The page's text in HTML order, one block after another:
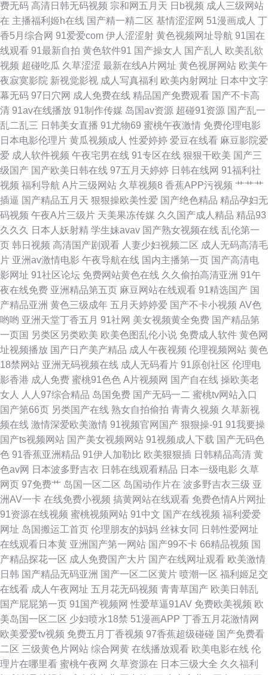
精品国产网址 欧洲综合色网 午夜妻久久 97超碰在线伊人 国产精品艹 欧美成
人第一页 五月天激情社区 91清清视频 超碰人人按 九一网页版 人妖伪娘在线
亚洲伪娘av网站 www撸夜夜 黄色电影A片网址 日韩毛片网站 综合网97 白丝
美女足交 极品五月天 欧美日本另类 五月天伦理 91九色乱 成人喷水www 狼
人伊人 四虎午夜福利 91传禖 超碰久在线天天做 狠狠干狠狠撸 欧美性爱A级
五月花成人视频 91妹妹 大香蕉情 久草热久操
费无码 高清日韩无码视频 宗和网五月天 日b视频 成人三级网站
在 主播福利姬h在线 国产精一精二区 基情涩涩网 51漫画成人 丁
香5月综合网 91爱爱com 伊人涩涩射 黄色视频网址导航 91国在
线观看 91最新自拍 黄色软件91 国产操女人 国产乱人 欧美乱欲
视频 超碰吃瓜 久草涩涩 最新在线A片网址 黄色视屏网站 欧美午
夜寂寞影院 新视觉影视 成人写真福利 欧美内射网址 日本中文字
幕无码 97日穴网 成人免费在线 精品国产免费观看 国产不卡高
清 91av在线播放 91制作传媒 岛国av资源 超碰91资源 国产乱一
乱二乱三 日韩美女直播 91尤物69 蜜桃午夜激情 免费伦理电影
日本电影伦理片 黄瓜视频成人 性爱婷婷 爱豆在线看 麻豆影院爱
爱 成人软件视频 午夜宅男在线 91专区在线 狠狠干欧美 国产三
级国产 国产欧美日韩在线 97五月天婷婷 日韩在线网 91福利社
视频 福利导航 A片三级网站 久草视频8 香蕉APP污视频 艹艹艹
插逼 国产精品五月天 狠狠操欧美性爱 国产绝色精品 精品孕妇无
码视频 午夜A片三级片 天美果冻传媒 久久国产成人精品 精品93
久久久
日本人妖射精 学生妹avav 国产熟女视频在线 乱伦第一
页 韩日视频 高清国产剧观看 人妻少妇视频二区 成人无码高清毛
片 亚洲av激情电影 午夜导航在线 国内主播第一页 国产高清电
影网址 91社区论坛 免费网站黄色在线 久久偷拍高清亚洲 91午
夜在线免费 亚洲精品第五页 麻豆网站在线观看 91精选国产 国
产精品亚洲 黄色三级成年 五月天婷婷爱 国产不卡小视频 AV色
哟哟 亚洲天堂丁香五月 91社网 美女视频黄全免费 国产精品第
一页国 另类区另类欧美 欧美色图乱伦小说 免费成人软件 黄色网
址视频播放 国产日产美产精品 成人午夜视频 伦理视频网站 黄色
18禁网站 亚洲无码视频在线 成人无码看片 91原创社区 伦理电
影香港 成人免费 蜜桃91色色 A片视频网 国产自在线 操欧美老
女人
人人97综合精品 岛国免费 国产无码一二 蜜桃tv网站入口
国产第66页 另类国产在线 熟女自拍偷拍 青青久视频 久草新视
频在线 激情深爱欧美激情 91视频官网国产 狠狠操-91 91我要操
国产ts视频网站 国产美女视频网站 91视频成人下载 国产无码色
色 91香蕉亚洲精品 91伊人加勒比 欧美狠狠插 日韩精品高清 黄
色av网 日本波多野吉衣 日韩在线观看精品 日本一级电影 久草
网页 97免费艹 岛国一区二区 岛国动作片在 波多野吉衣三级 亚
洲AV一卡 在线免费小视频 搞黄网站在线观看 免费色情A片网扯
91资源在线视频 蜜桃视频网站 91中文 国产在线视频 福利爱爱
网址 岛国搬运工首页 伦理朋友的妈妈 丝袜女同 日韩性爱网址
在线观看日本黄 亚洲国产第一网站 国产99不卡 66精品视频 国
产精品探花一区 成人免费国产大片 国产在线网址观看 欧美激情
日韩 国产精品无码亚洲 国产一区二区黄片 喷潮一区 福利姬足交
在线看 成人午夜网址 五月花无码视频 青青草国产 欧美日韩乱
国产屁屁第一页 91国产视频网 性爱草逼91AV 免费欧美视频 欧
美岛国一区二区 少妇喷水18禁 51漫画APP 丁香五月花激情网
欧美爱爱tv视频 免费五月丁香视频 97香蕉超级碰碰 国产免费看
二区 三级黄色片网站 综合网黄 在线播放观看 欧美电影在线 伦
理片在哪里看 蜜桃午夜网 久草资源在 日本三级大全 久久福利